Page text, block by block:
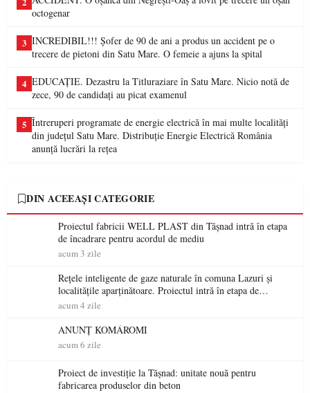
octogenar
3 INCREDIBIL!!! Șofer de 90 de ani a produs un accident pe o
trecere de pietoni din Satu Mare. O femeie a ajuns la spital
4 EDUCAȚIE. Dezastru la Titluraziare în Satu Mare. Nicio notă de
zece, 90 de candidați au picat examenul
5 Întreruperi programate de energie electrică în mai multe localități
din județul Satu Mare. Distribuție Energie Electrică România
anunță lucrări la rețea
DIN ACEEAȘI CATEGORIE
Proiectul fabricii WELL PLAST din Tășnad intră în etapa
de încadrare pentru acordul de mediu
acum 3 zile
Rețele inteligente de gaze naturale în comuna Lazuri și
localitățile aparținătoare. Proiectul intră în etapa de
consultare publică
acum 4 zile
ANUNȚ KOMÁROMI
acum 6 zile
Proiect de investiție la Tășnad: unitate nouă pentru
fabricarea produselor din beton